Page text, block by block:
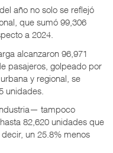
año no solo se reflejó
que sumó 99,306
a 2024.
alcanzaron 96,971
pasajeros, golpeado por
y regional, se
unidades.
tampoco
82,620 unidades que
un 25.8% menos